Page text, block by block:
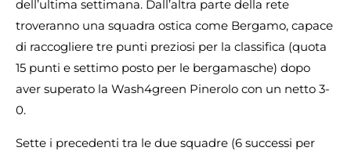
dell’ultima settimana. Dall’altra parte della rete
troveranno una squadra ostica come Bergamo, capace
di raccogliere tre punti preziosi per la classifica (quota
15 punti e settimo posto per le bergamasche) dopo
aver superato la Wash4green Pinerolo con un netto 3-
0.
Sette i precedenti tra le due squadre (6 successi per